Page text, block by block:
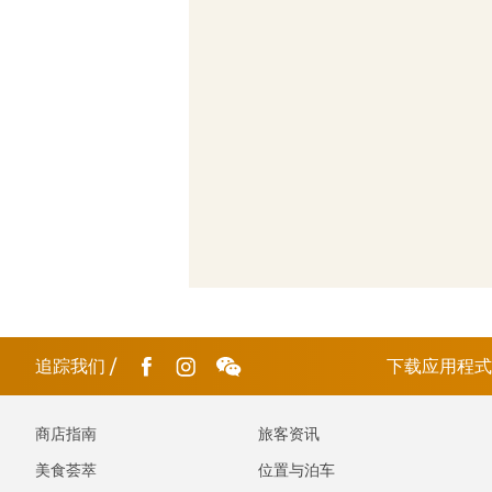
追踪我们 / 下载应用程
商店指南
美食荟萃
旅客资讯
位置与泊车